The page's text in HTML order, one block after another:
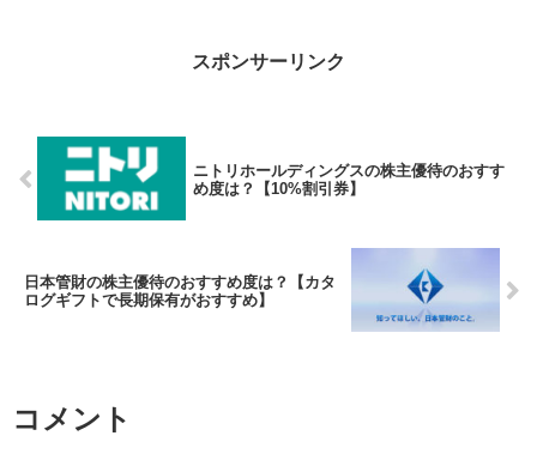
スポンサーリンク
ニトリホールディングスの株主優待のおすす
め度は？【10%割引券】
日本管財の株主優待のおすすめ度は？【カタ
ログギフトで長期保有がおすすめ】
コメント